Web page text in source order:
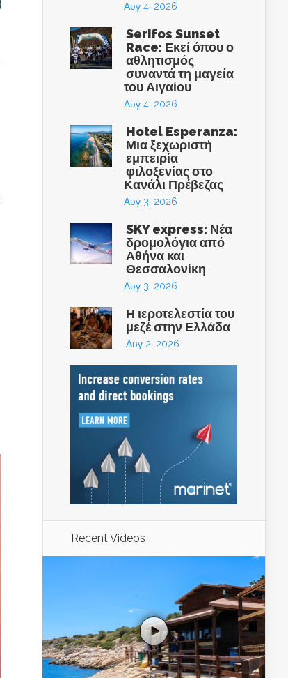
Αυγ 4, 2026
Serifos Sunset
Race: Εκεί όπου ο
αθλητισμός
συναντά τη μαγεία
του Αιγαίου
Αυγ 4, 2026
Hotel Esperanza:
Μια ξεχωριστή
εμπειρία
φιλοξενίας στο
Κανάλι Πρέβεζας
Αυγ 3, 2026
SKY express: Νέα
δρομολόγια από
Αθήνα και
Θεσσαλονίκη
Αυγ 3, 2026
Η ιεροτελεστία του
μεζέ στην Ελλάδα
Αυγ 2, 2026
Recent Videos